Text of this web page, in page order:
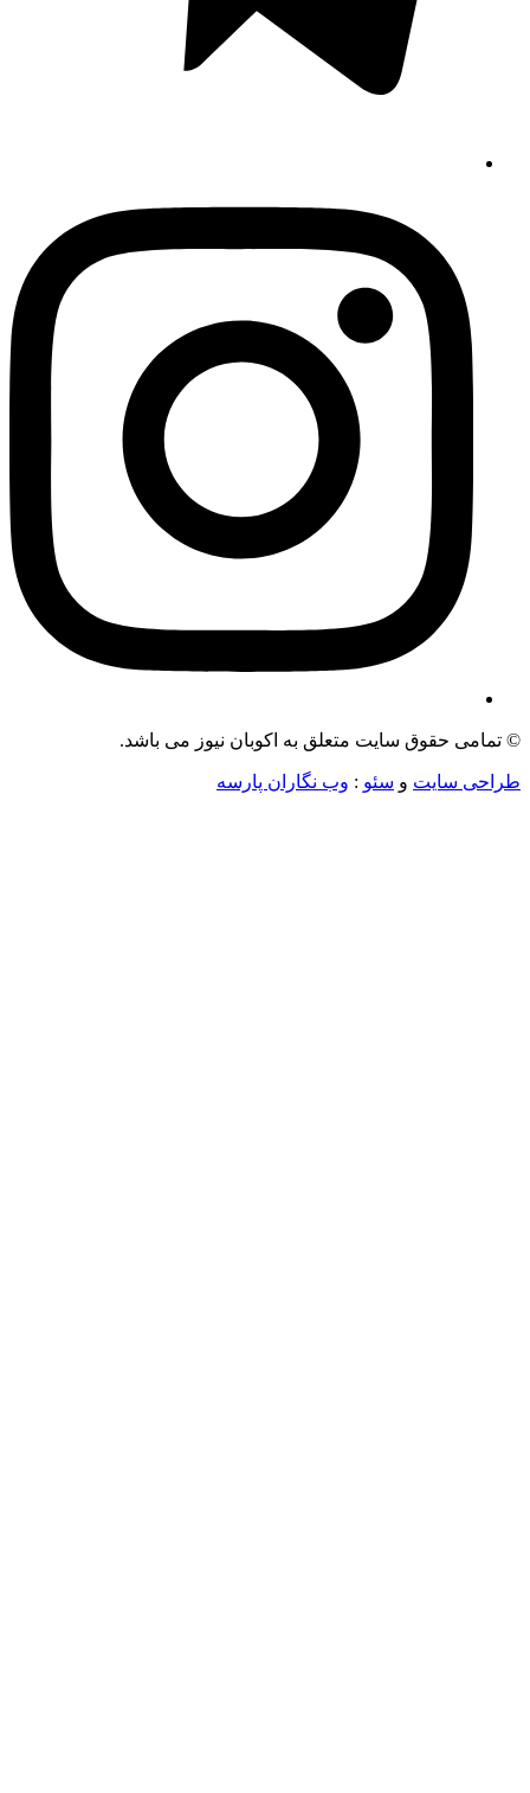
حقوق سایت متعلق به اکوبان نیوز می باشد.
سایت وسئو : وب نگاران پارسه